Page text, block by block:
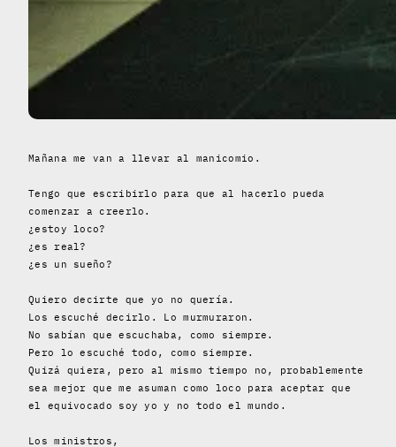
Mañana me van a llevar al manicomio.
Tengo que escribirlo para que al hacerlo pueda
comenzar a creerlo.
¿estoy loco?
¿es real?
¿es un sueño?
Quiero decirte que yo no quería.
Los escuché decirlo. Lo murmuraron.
No sabían que escuchaba, como siempre.
Pero lo escuché todo, como siempre.
Quizá quiera, pero al mismo tiempo no, probablemente
sea mejor que me asuman como loco para aceptar que
el equivocado soy yo y no todo el mundo.
Los ministros,